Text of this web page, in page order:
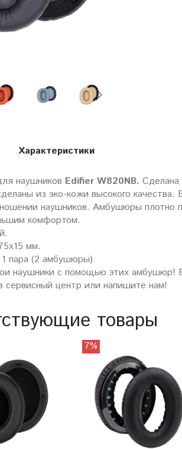
наушников Edifier W820NB. Сделана
из эко-кожи высокого качества.
наушников. Амбушюры плотно
комфортом.
мм.
пара (2 амбушюры)
наушники с помощью этих амбушюр!
сервисный центр или напишите нам!
Характеристики
товары
7%